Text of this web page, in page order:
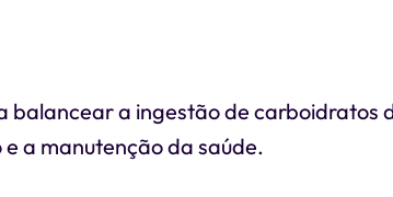
balancear a ingestão de carboidratos
a manutenção da saúde.